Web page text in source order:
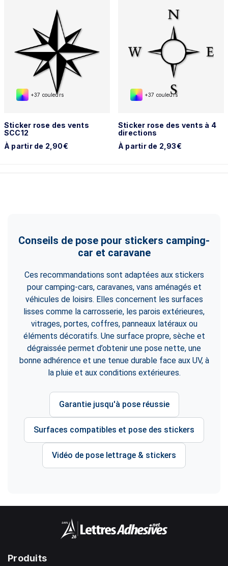
+37 couleurs
Sticker rose des vents
SCC12
À partir de 2,90€
+37 couleurs
Sticker rose des vents à 4
directions
À partir de 2,93€
Conseils de pose pour stickers camping-
car et caravane
Ces recommandations sont adaptées aux stickers
pour camping-cars, caravanes, vans aménagés et
véhicules de loisirs. Elles concernent les surfaces
lisses comme la carrosserie, les parois extérieures,
vitrages, portes, coffres, panneaux latéraux ou
éléments décoratifs. Une surface propre, sèche et
dégraissée permet d’obtenir une pose nette, une
bonne adhérence et une tenue durable face aux UV, à
la pluie et aux conditions extérieures.
Garantie jusqu'à pose réussie
Surfaces compatibles et pose des stickers
Vidéo de pose lettrage & stickers
Produits